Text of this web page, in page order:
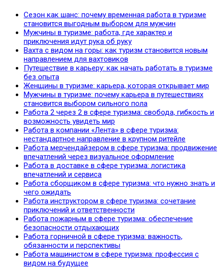
Сезон как шанс: почему временная работа в туризме
становится выгодным выбором для мужчин
Мужчины в туризме: работа, где характер и
приключения идут рука об руку
Вахта с видом на горы: как туризм становится новым
направлением для вахтовиков
Путешествие в карьеру: как начать работать в туризме
без опыта
Женщины в туризме: карьера, которая открывает мир
Мужчины в туризме: почему карьера в путешествиях
становится выбором сильного пола
Работа 2 через 2 в сфере туризма: свобода, гибкость и
возможность увидеть мир
Работа в компании «Лента» в сфере туризма:
нестандартное направление в крупном ритейле
Работа мерчендайзером в сфере туризма: продвижение
впечатлений через визуальное оформление
Работа в доставке в сфере туризма: логистика
впечатлений и сервиса
Работа сборщиком в сфере туризма: что нужно знать и
чего ожидать
Работа инструктором в сфере туризма: сочетание
приключений и ответственности
Работа пожарным в сфере туризма: обеспечение
безопасности отдыхающих
Работа горничной в сфере туризма: важность,
обязанности и перспективы
Работа машинистом в сфере туризма: профессия с
видом на будущее